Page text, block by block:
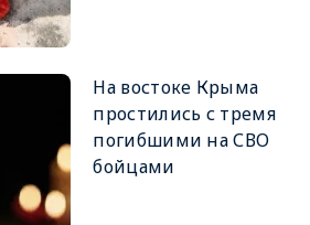
На востоке Крыма
простились с тремя
погибшими на СВО
бойцами